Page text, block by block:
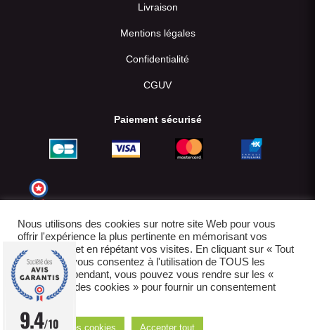
Livraison
Mentions légales
Confidentialité
CGUV
Paiement sécurisé
E-boutique créée par IDCOMWEB avec
Nous utilisons des cookies sur notre site Web pour vous
offrir l'expérience la plus pertinente en mémorisant vos
préférences et en répétant vos visites. En cliquant sur « Tout
accepter », vous consentez à l'utilisation de TOUS les
cookies. Cependant, vous pouvez vous rendre sur les «
Paramètres des cookies » pour fournir un consentement
contrôlé.
Réglages des cookies Accepter tout
9.4/10